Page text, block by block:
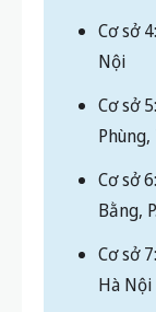
Cơ sở
Nội
Cơ sở
Cơ sở
Bằng,
Cơ sở
Hà Nội